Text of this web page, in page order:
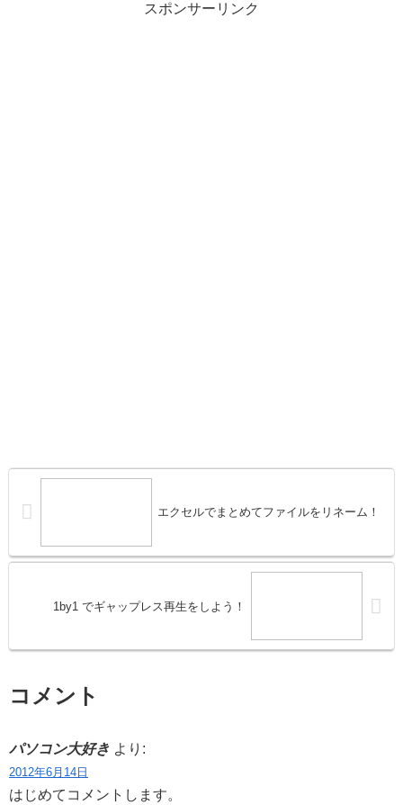
スポンサーリンク
エクセルでまとめてファイルをリネーム！
1by1 でギャップレス再生をしよう！
コメント
パソコン大好き より:
2012年6月14日
はじめてコメントします。